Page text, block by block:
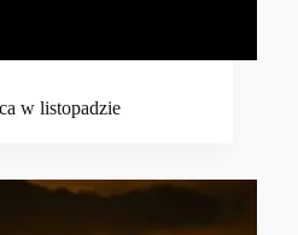
w listopadzie